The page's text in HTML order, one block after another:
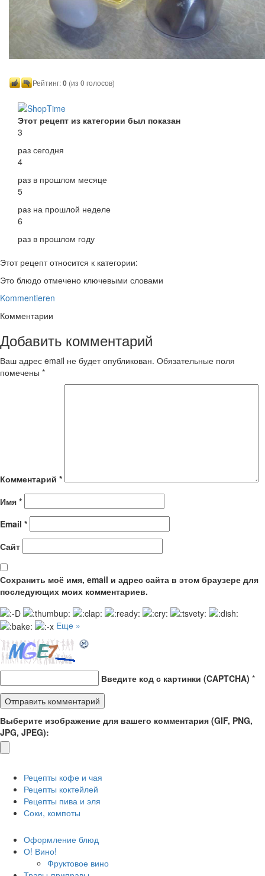
Рейтинг:0 (из 0 голосов)
Этот рецепт из категории был показан
3
раз сегодня
4
раз в прошлом месяце
5
раз на прошлой неделе
6
раз в прошлом году
Этот рецепт относится к категории:
Это блюдо отмечено ключевыми словами
Kommentieren
Комментарии
Добавить комментарий
Ваш адрес email не будет опубликован. Обязательные поля
помечены *
Комментарий *
Имя *
Email *
Сайт
Сохранить моё имя, email и адрес сайта в этом браузере для
последующих моих комментариев.
Еще »
Введите код с картинки (CAPTCHA) *
Выберите изображение для вашего комментария (GIF, PNG,
JPG, JPEG):
Рецепты кофе и чая
Рецепты коктейлей
Рецепты пива и эля
Соки, компоты
Оформление блюд
О! Вино!
Фруктовое вино